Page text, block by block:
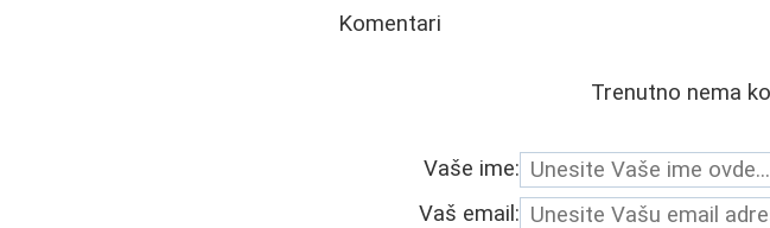
Komentari
Trenutno nema
Vaše ime:
Vaš email: